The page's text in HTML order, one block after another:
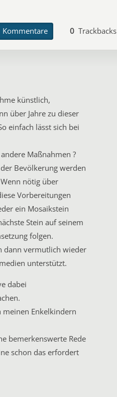
Kommentare 0 Trackbacks
künstlich,
über Jahre zu dieser
einfach lässt sich bei
Maßnahmen ?
Bevölkerung werden
nötig über
Vorbereitungen
ein Mosaikstein
Stein auf seinem
folgen.
dann vermutlich wieder
unterstützt.
dabei
Enkelkindern
bemerkenswerte Rede
schon das erfordert